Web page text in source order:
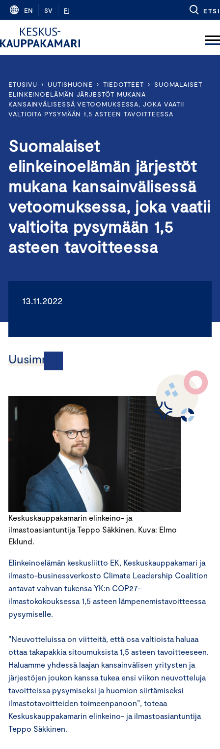
Skip
content
EN SV FI ETSI
ETUSIVU › UUTISHUONE › TIEDOTTEET ›
SUOMALAISET
ELINKEINOELÄMÄN JÄRJESTÖT MUKANA
KANSAINVÄLISESSÄ VETOOMUKSESSA, JOKA VAATII
VALTIOITA PYSYMÄÄN 1,5 ASTEEN TAVOITTEESSA
Suomalaiset
elinkeinoelämän järjestöt
mukana kansainvälisessä
vetoomuksessa, joka vaatii
valtioita pysymään 1,5
asteen tavoitteessa
13.11.2022
Uusimmat
Keskuskauppakamarin elinkeino- ja
ilmastoasiantuntija Teppo Säkkinen. Kuva: Elmo
Eklund.
Elinkeinoelämän keskusliitto EK, Keskuskauppakamari ja
ilmasto-businessverkosto Climate Leadership Coalition
antavat vahvan tukensa YK:n COP27-
ilmastokokouksessa 1,5 asteen lämpenemistavoitteessa
pysymiselle.
”Neuvotteluissa on viitteitä, että osa valtioista haluaa
ottaa takapakkia sitoumuksista 1,5 asteen tavoitteeseen.
Haluamme yhdessä laajan kansainvälisen yritysten ja
järjestöjen joukon kanssa tukea ensi viikon neuvotteluja
tavoitteissa pysymiseksi ja huomion siirtämiseksi
ilmastotavoitteiden toimeenpanoon”, toteaa
Keskuskauppakamarin elinkeino- ja ilmastoasiantuntija
Teppo Säkkinen.